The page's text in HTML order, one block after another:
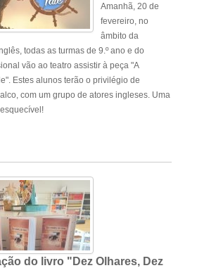
Amanhã, 20 de
fevereiro, no
âmbito da
todas as turmas de 9.º ano e do
vão ao teatro assistir à peça "A
Estes alunos terão o privilégio de
com um grupo de atores ingleses. Uma
do livro "Dez Olhares, Dez